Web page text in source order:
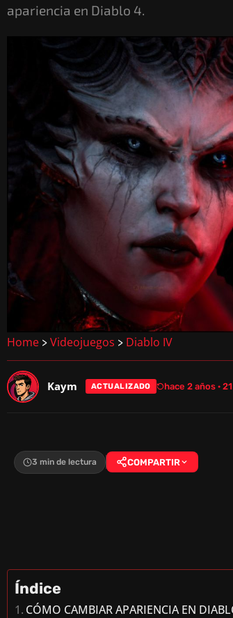
apariencia en Diablo 4.
Home > Videojuegos > Diablo IV
Kaym ACTUALIZADO hace 2 años ·
3 min de lectura COMPARTIR
Índice
CÓMO CAMBIAR APARIENCIA EN